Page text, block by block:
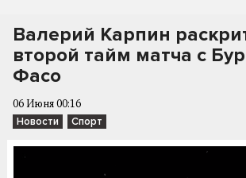
Валерий Карпин
второй тайм матча с
Фасо
06 Июня 00:16
Новости Спорт